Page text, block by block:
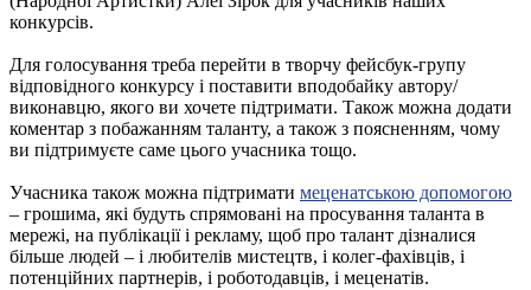
конкурсів.
Для голосування треба перейти в творчу фейсбук-групу
відповідного конкурсу і поставити вподобайку автору/
виконавцю, якого ви хочете підтримати. Також можна додати
коментар з побажанням таланту, а також з поясненням, чому
ви підтримуєте саме цього учасника тощо.
Учасника також можна підтримати меценатською допомогою
– грошима, які будуть спрямовані на просування таланта в
мережі, на публікації і рекламу, щоб про талант дізналися
більше людей – і любителів мистецтв, і колег-фахівців, і
потенційних партнерів, і роботодавців, і меценатів.